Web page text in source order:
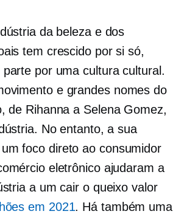
da beleza e dos
tem crescido por si só,
por uma cultura cultural.
e grandes nomes do
de Rihanna a Selena Gomez,
No entanto, a sua
foco direto ao consumidor
eletrônico ajudaram a
a umcair o queixo valor
em 2021. Há também uma